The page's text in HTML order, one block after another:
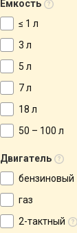
Емкость
≤ 1 л
3 л
5 л
7 л
18 л
50 – 100 л
Двигатель
бензиновый
газ
2-тактный